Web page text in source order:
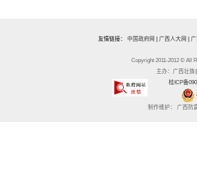
友情链接： 中国政府网 广西人大网 广
Copyright 2011-2012 © All
主办：广西壮族
桂ICP备
制作维护： 广西防